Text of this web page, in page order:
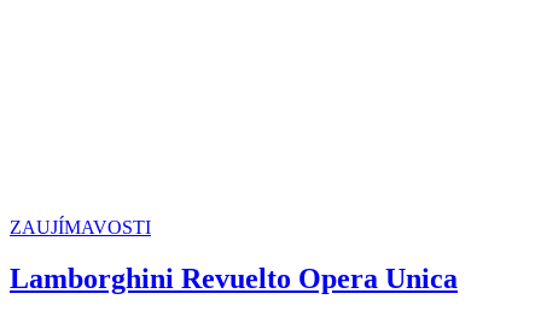
ZAUJÍMAVOSTI
Lamborghini Revuelto Opera Unica